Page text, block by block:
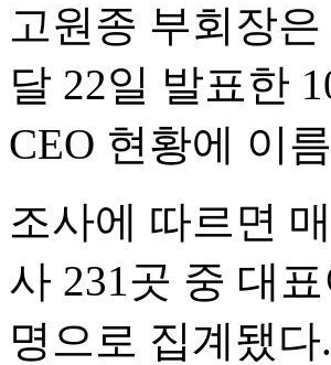
고원종 부회장
달 22일 발표한
CEO 현황에 이
조사에 따르면
사 231곳 중 대
명으로 집계됐